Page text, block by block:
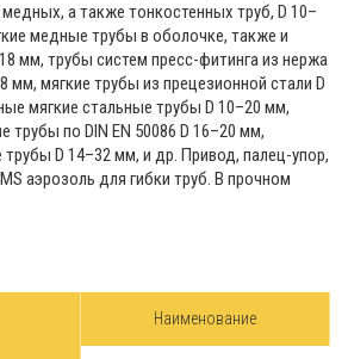
а также тонкостенных труб, D 10–
медные трубы в оболочке, также и
мм, трубы систем пресс-фитинга из нержа
мм, мягкие трубы из прецезионной стали D
мягкие стальные трубы D 10–20 мм,
трубы по DIN EN 50086 D 16–20 мм,
D 14–32 мм, и др. Привод, палец-упор,
аэрозоль для гибки труб. В прочном
Наименование